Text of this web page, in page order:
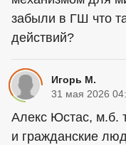
забыли в ГШ что
действий?
Игорь М.
31 мая 2026
Алекс Юстас, м.б.
и гражданские